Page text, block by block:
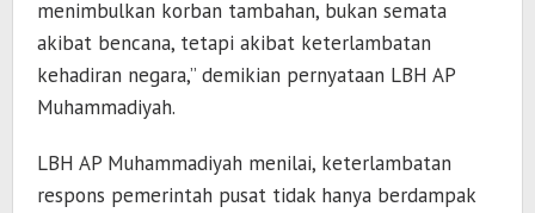
menimbulkan korban tambahan, bukan semata
akibat bencana, tetapi akibat keterlambatan
kehadiran negara,” demikian pernyataan LBH AP
Muhammadiyah.
LBH AP Muhammadiyah menilai, keterlambatan
respons pemerintah pusat tidak hanya berdampak